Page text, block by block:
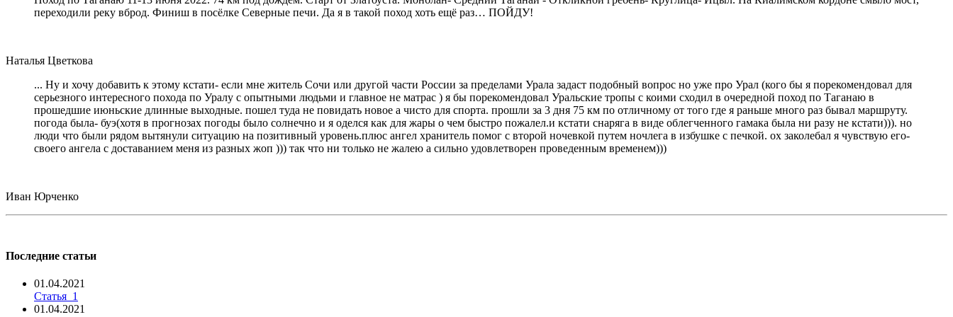
переходили реку вброд. Финиш в посёлке Северные печи. Да я в такой поход хоть ещё раз… ПОЙДУ!
Наталья Цветкова
... Ну и хочу добавить к этому кстати- если мне житель Сочи или другой части России за пределами Урала задаст подобный вопрос но уже про Урал (кого бы я порекомендовал для
серьезного интересного похода по Уралу с опытными людьми и главное не матрас ) я бы порекомендовал Уральские тропы с коими сходил в очередной поход по Таганаю в
прошедшие июньские длинные выходные. пошел туда не повидать новое а чисто для спорта. прошли за 3 дня 75 км по отличному от того где я раньше много раз бывал маршруту.
погода была- буэ(хотя в прогнозах погоды было солнечно и я оделся как для жары о чем быстро пожалел.и кстати снаряга в виде облегченного гамака была ни разу не кстати))). но
люди что были рядом вытянули ситуацию на позитивный уровень.плюс ангел хранитель помог с второй ночевкой путем ночлега в избушке с печкой. ох заколебал я чувствую его-
своего ангела с доставанием меня из разных жоп ))) так что ни только не жалею а сильно удовлетворен проведенным временем)))
Иван Юрченко
Последние статьи
01.04.2021
Статья_1
01.04.2021